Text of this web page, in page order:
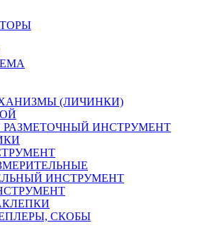
(ЛИЧИНКИ)
ИНСТРУМЕНТ
ИНСТРУМЕНТ
СКОБЫ